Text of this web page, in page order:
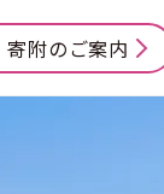
寄附のご案内